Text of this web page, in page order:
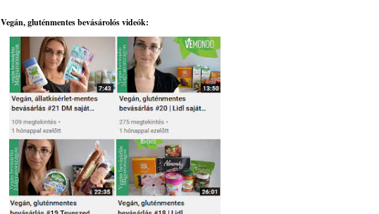
Vegán, gluténmentes bevásárolós videók: